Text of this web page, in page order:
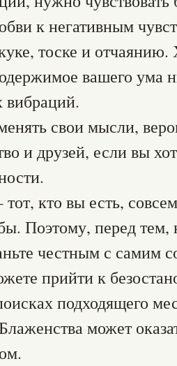
к негативным
тоске и отчаянию.
вашего ума
вибраций.
свои мысли,
и друзей, если вы
кто вы есть,
Поэтому, перед тем,
честным с самим
прийти к
подходящего
может